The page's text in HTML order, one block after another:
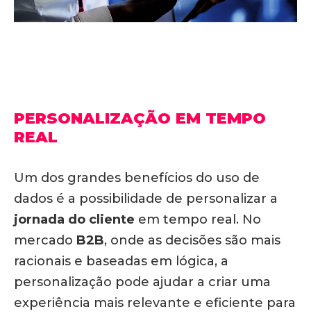
PERSONALIZAÇÃO EM TEMPO
REAL
Um dos grandes benefícios do uso de
dados é a possibilidade de personalizar a
jornada do cliente em tempo real. No
mercado B2B, onde as decisões são mais
racionais e baseadas em lógica, a
personalização pode ajudar a criar uma
experiência mais relevante e eficiente para